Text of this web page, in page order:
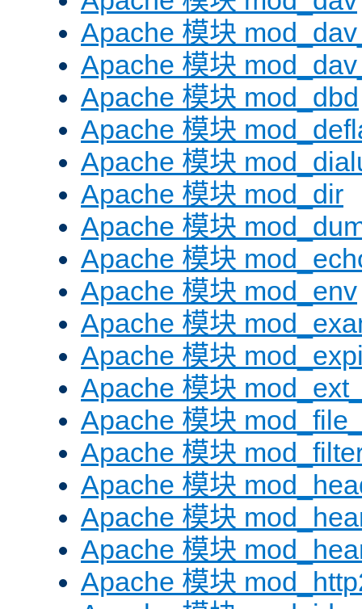
Apache 模块
Apache 模块
Apache 模块 mod_dbd
Apache 模块
Apache 模块
Apache 模块 mod_dir
Apache 模块
Apache 模块
Apache 模块 mod_env
Apache 模块
Apache 模块
Apache 模块
Apache 模块
Apache 模块
Apache 模块
Apache 模块
Apache 模块
Apache 模块